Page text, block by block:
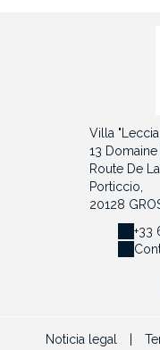
Villa
13 Domaine
Route De
Porticcio,
20128
+33
Noticia legal